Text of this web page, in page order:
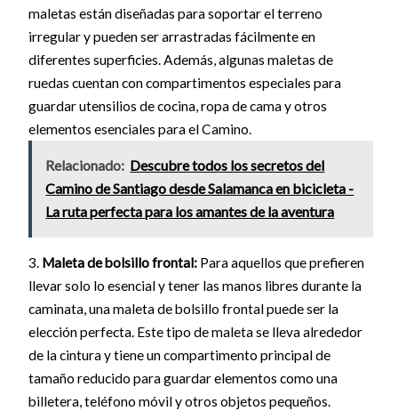
maletas están diseñadas para soportar el terreno
irregular y pueden ser arrastradas fácilmente en
diferentes superficies. Además, algunas maletas de
ruedas cuentan con compartimentos especiales para
guardar utensilios de cocina, ropa de cama y otros
elementos esenciales para el Camino.
Relacionado: Descubre todos los secretos del
Camino de Santiago desde Salamanca en bicicleta -
La ruta perfecta para los amantes de la aventura
3. Maleta de bolsillo frontal:Para aquellos que prefieren
llevar solo lo esencial y tener las manos libres durante la
caminata, una maleta de bolsillo frontal puede ser la
elección perfecta. Este tipo de maleta se lleva alrededor
de la cintura y tiene un compartimento principal de
tamaño reducido para guardar elementos como una
billetera, teléfono móvil y otros objetos pequeños.